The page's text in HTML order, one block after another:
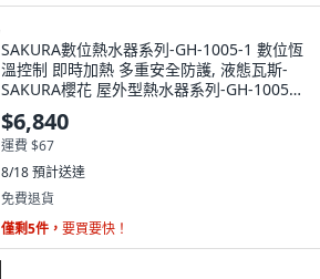
SAKURA數位熱水器系列-GH-1005-1 數位恆
溫控制 即時加熱 多重安全防護, 液態瓦斯-
SAKURA櫻花 屋外型熱水器系列-GH-1005
10L屋外型熱水器 不含安裝
$6,840
運費 $67
8/18預計送達
免費退貨
僅剩5件， 要買要快！